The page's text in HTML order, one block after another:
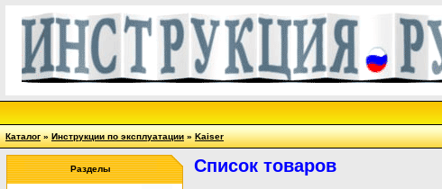
Каталог»Инструкции по эксплуатации»Kaiser
Разделы Список товаров